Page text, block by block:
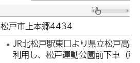
松戸市上本郷4434
JR北松戸駅東口より県立松戸高
利用し、松戸運動公園前下車（